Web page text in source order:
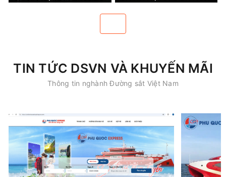
TIN TỨC DSVN VÀ KHUYẾN MÃI
Thông tin nghành Đường sắt Việt Nam